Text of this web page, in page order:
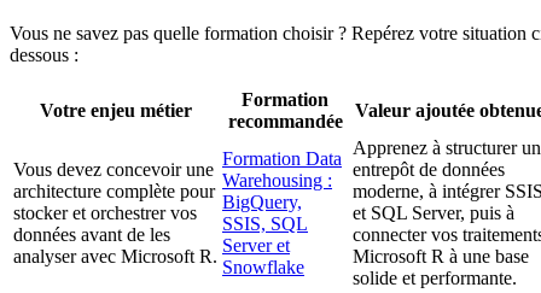
Vous ne savez pas quelle formation choisir ? Repérez votre situation
dessous :
Votre enjeu métier
Formation
recommandée
Valeur ajoutée
Vous devez concevoir une
architecture complète pour
stocker et orchestrer vos
données avant de les
analyser avec Microsoft R.
Formation Data
Warehousing :
BigQuery,
SSIS, SQL
Server et
Snowflake
Apprenez à structurer un
entrepôt de données
moderne, à intégrer
et SQL Server, puis à
connecter vos
Microsoft R à une base
solide et performante.